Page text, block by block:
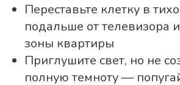
Переставьте клетку в
подальше от телевизора
зоны квартиры
Приглушите свет, но не
полную темноту —